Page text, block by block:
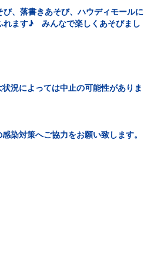
、落書きあそび、ハウディモールに
れます♪ みんなで楽しくあそびまし
況によっては中止の可能性がありま
染対策へご協力をお願い致します。